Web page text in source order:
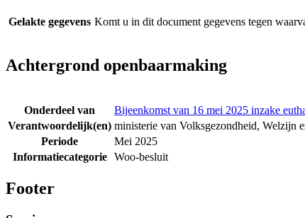
Gelakte gegevens Komt u in dit document gegevens tegen
Achtergrond openbaarmaking
Onderdeel van
Bijeenkomst van 16 mei 2025 inzake
Verantwoordelijk(en) ministerie van Volksgezondheid, Welzijn
Periode
Mei 2025
Informatiecategorie
Woo-besluit
Footer